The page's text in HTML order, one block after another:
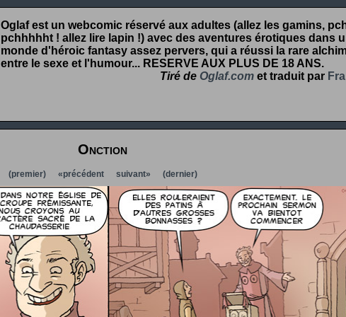
Oglaf est un webcomic réservé aux adultes (allez les gamins,
pchhhhht ! allez lire lapin !) avec des aventures érotiques dans
monde d'héroic fantasy assez pervers, qui a réussi la rare
entre le sexe et l'humour... RESERVE AUX PLUS DE 18 ANS.
Tiré de Oglaf.com et traduit par
Onction
(premier) «précédent suivant» (dernier)